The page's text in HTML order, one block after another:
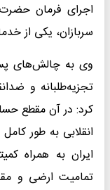
اجرای فرمان
سربازان، یکی از
وی به چالش‌های پس
تجزیه‌طلبانه و
کرد: در آن مقطع
انقلابی به طور
ایران به همراه
تمامیت ارضی و